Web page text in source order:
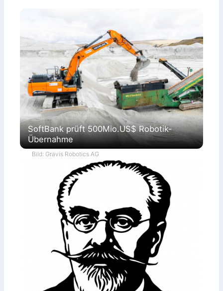
SoftBank prüft 500Mio.US$ Robotik-
Übernahme
Bild: Gravis Robotics AG